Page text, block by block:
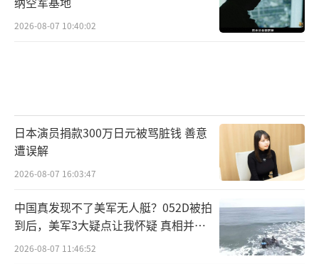
年中国四川乐山郊外简陋的实验开始，四代科
研人员接力奋斗，从跟跑到并跑再到领跑。
中国拥有完整的低成本工业体系，强大的国家
意志和资本动员能力，在高铁、光伏、新能源
汽车等领域多次展现出引进、消化吸收、成本
优化和全球主导的优势。在这场终极竞赛中，
胜利者不仅会获得无限能源，还将拥有定义未
来世界秩序的权力，而失败者可能面临长期的
战略被动。进入2026年，中美核聚变竞赛已进
2026-08-07 10:40:02
日本演员捐款300万日元被骂脏钱 善意
遭误解
2026-08-07 16:03:47
中国真发现不了美军无人艇？052D被拍
到后，美军3大疑点让我怀疑 真相并非
如此
2026-08-07 11:46:52